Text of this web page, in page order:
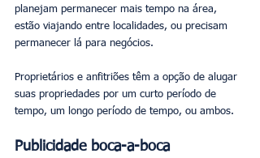
planejam permanecer mais tempo na área,
estão viajando entre localidades, ou precisam
permanecer lá para negócios.
Proprietários e anfitriões têm a opção de alugar
suas propriedades por um curto período de
tempo, um longo período de tempo, ou ambos.
Publicidade boca-a-boca